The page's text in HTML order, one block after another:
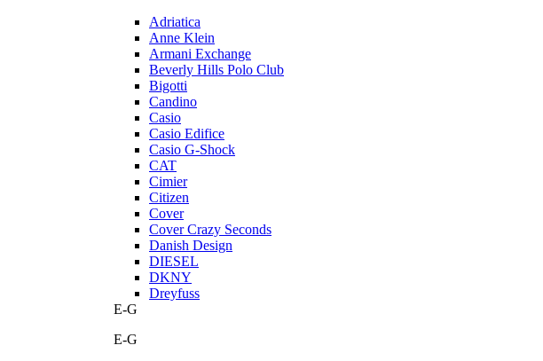
Adriatica
Anne Klein
Armani Exchange
Beverly Hills Polo Club
Bigotti
Candino
Casio
Casio Edifice
Casio G-Shock
CAT
Cimier
Citizen
Cover
Cover Crazy Seconds
Danish Design
DIESEL
DKNY
Dreyfuss
E-G
E-G